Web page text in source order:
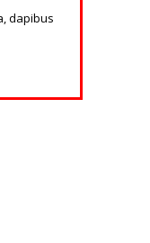
dapibus